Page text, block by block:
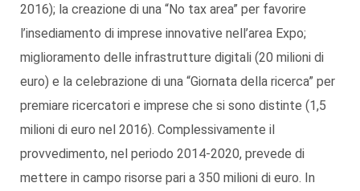
2016); la creazione di una “No tax area” per favorire
l’insediamento di imprese innovative nell’area Expo;
miglioramento delle infrastrutture digitali (20 milioni di
euro) e la celebrazione di una “Giornata della ricerca” per
premiare ricercatori e imprese che si sono distinte (1,5
milioni di euro nel 2016). Complessivamente il
provvedimento, nel periodo 2014-2020, prevede di
mettere in campo risorse pari a 350 milioni di euro. In